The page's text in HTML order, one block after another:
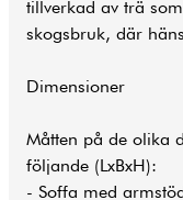
tillverkad av trä
skogsbruk, där
Dimensioner
Måtten på de olika
följande (LxBxH):
- Soffa med